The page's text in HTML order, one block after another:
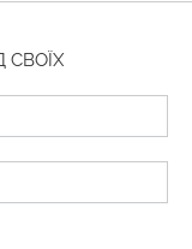
СВОЇХ